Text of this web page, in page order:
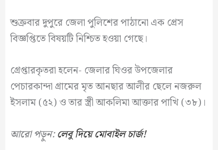
শুক্রবার দুপুরে জেলা পুলিশের পাঠানো এক প্রেস
বিজ্ঞপ্তিতে বিষয়টি নিশ্চিত হওয়া গেছে।
গ্রেপ্তারকৃতরা হলেন- জেলার ঘিওর উপজেলার
পেচারকান্দা গ্রামের মৃত আনছার আলীর ছেলে নজরুল
ইসলাম (৫২) ও তার স্ত্রী আকলিমা আক্তার পাখি (৩৮)।
আরো পড়ুন:লেবু দিয়ে মোবাইল চার্জ!